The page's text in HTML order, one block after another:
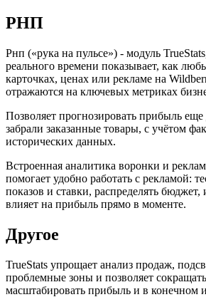
РНП
Рнп («рука на пульсе») - модуль
реального времени показывает, как
карточках, ценах или рекламе на
отражаются на ключевых метриках
Позволяет прогнозировать прибыль
забрали заказанные товары, с учётом
исторических данных.
Встроенная аналитика воронки и
помогает удобно работать с рекламой:
показов и ставки, распределять бюджет,
влияет на прибыль прямо в моменте.
Другое
TrueStats упрощает анализ продаж,
проблемные зоны и позволяет
масштабировать прибыль и в конечном